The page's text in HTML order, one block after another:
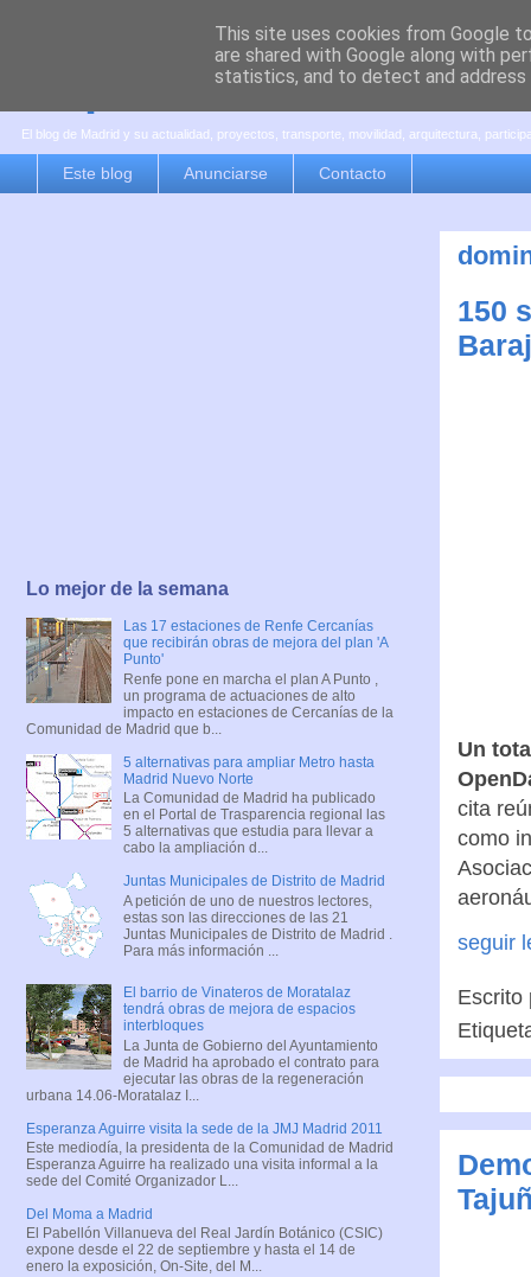
es por madrid
El blog de Madrid y su actualidad, proyectos, transporte, movilidad, arquitectura,
Este blog Anunciarse Contacto
150
Un
cita
como
seguir
Lo mejor de la semana
Las 17 estaciones de Renfe Cercanías
que recibirán obras de mejora del plan 'A
Punto'
Renfe pone en marcha el plan A Punto ,
un programa de actuaciones de alto
impacto en estaciones de Cercanías de la
Comunidad de Madrid que b...
5 alternativas para ampliar Metro hasta
Madrid Nuevo Norte
La Comunidad de Madrid ha publicado
en el Portal de Trasparencia regional las
5 alternativas que estudia para llevar a
cabo la ampliación d...
Juntas Municipales de Distrito de Madrid
A petición de uno de nuestros lectores,
estas son las direcciones de las 21
Juntas Municipales de Distrito de Madrid .
Para más información ...
El barrio de Vinateros de Moratalaz
tendrá obras de mejora de espacios
interbloques
La Junta de Gobierno del Ayuntamiento
de Madrid ha aprobado el contrato para
ejecutar las obras de la regeneración
urbana 14.06-Moratalaz I...
Esperanza Aguirre visita la sede de la JMJ Madrid 2011
Este mediodía, la presidenta de la Comunidad de Madrid
Esperanza Aguirre ha realizado una visita informal a la
sede del Comité Organizador L...
Del Moma a Madrid
El Pabellón Villanueva del Real Jardín Botánico (CSIC)
expone desde el 22 de septiembre y hasta el 14 de
enero la exposición, On-Site, del M...
This site uses cookies from Google
are shared with Google along with
statistics, and to detect and address